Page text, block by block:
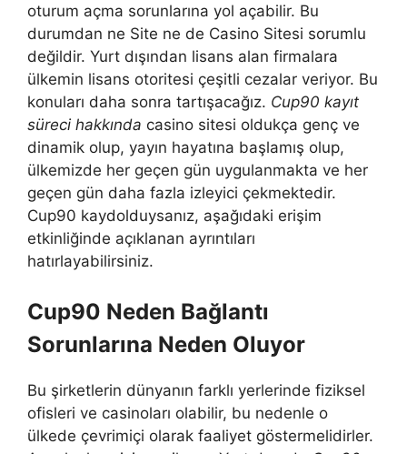
oturum açma sorunlarına yol açabilir. Bu
durumdan ne Site ne de Casino Sitesi sorumlu
değildir. Yurt dışından lisans alan firmalara
ülkemin lisans otoritesi çeşitli cezalar veriyor. Bu
konuları daha sonra tartışacağız. Cup90 kayıt
süreci hakkında casino sitesi oldukça genç ve
dinamik olup, yayın hayatına başlamış olup,
ülkemizde her geçen gün uygulanmakta ve her
geçen gün daha fazla izleyici çekmektedir.
Cup90 kaydolduysanız, aşağıdaki erişim
etkinliğinde açıklanan ayrıntıları
hatırlayabilirsiniz.
Cup90 Neden Bağlantı
Sorunlarına Neden Oluyor
Bu şirketlerin dünyanın farklı yerlerinde fiziksel
ofisleri ve casinoları olabilir, bu nedenle o
ülkede çevrimiçi olarak faaliyet göstermelidirler.